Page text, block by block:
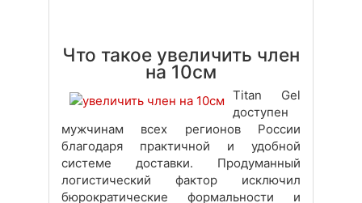
Что такое увеличить член
на 10см
Titan Gel
доступен
мужчинам всех регионов России
благодаря практичной и удобной
системе доставки. Продуманный
логистический фактор исключил
бюрократические формальности и